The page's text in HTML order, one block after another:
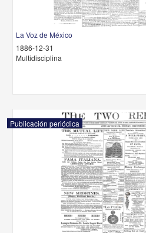
La Voz de México
1886-12-31
Multidisciplina
Publicación periódica